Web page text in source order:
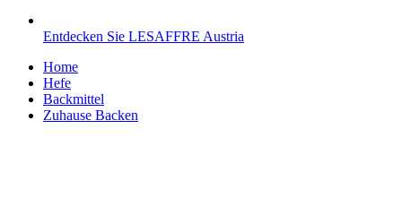
Entdecken Sie LESAFFRE Austria
Home
Hefe
Backmittel
Zuhause Backen